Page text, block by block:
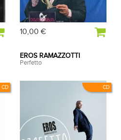
10,00 €
CD CD
EROS RAMAZZOTTI
Perfetto